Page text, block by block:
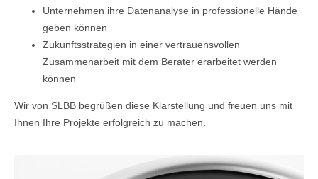
Unternehmen ihre Datenanalyse in professionelle Hände
geben können
Zukunftsstrategien in einer vertrauensvollen
Zusammenarbeit mit dem Berater erarbeitet werden
können
Wir von SLBB begrüßen diese Klarstellung und freuen uns mit
Ihnen Ihre Projekte erfolgreich zu machen.